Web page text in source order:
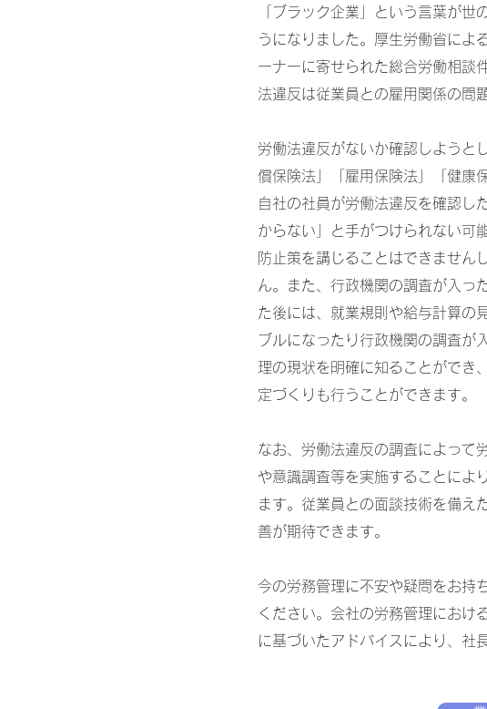
「ブラック企業」という言葉が
うになりました。厚生労働省によ
ーナーに寄せられた総合労働相談
法違反は従業員との雇用関係の問
労働法違反がないか確認しようと
償保険法」「雇用保険法」「健康
自社の社員が労働法違反を確認し
からない」と手がつけられない可
防止策を講じることはできません
ん。また、行政機関の調査が入っ
た後には、就業規則や給与計算の
ブルになったり行政機関の調査が
理の現状を明確に知ることができ
定づくりも行うことができます。
なお、労働法違反の調査によって
や意識調査等を実施することによ
ます。従業員との面談技術を備え
善が期待できます。
今の労務管理に不安や疑問をお持
ください。会社の労務管理におけ
に基づいたアドバイスにより、社